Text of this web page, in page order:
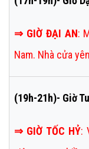
⇒ GIỜ ĐẠI AN:
Nam. Nhà cửa
(19h-21h)- Giờ
⇒ GIỜ TỐC HỶ: